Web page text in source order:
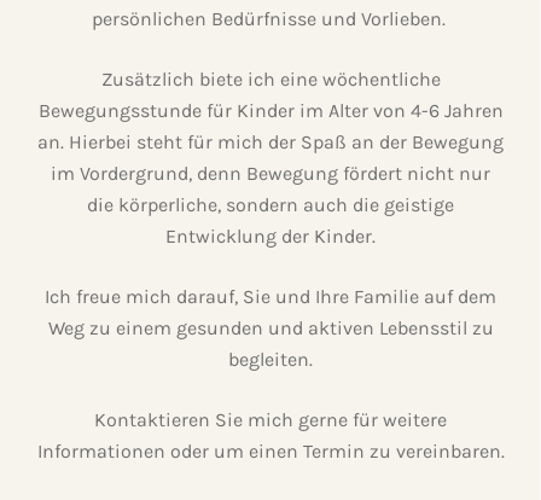
persönlichen Bedürfnisse und Vorlieben.
Zusätzlich biete ich eine wöchentliche
Bewegungsstunde für Kinder im Alter von 4-6 Jahren
an. Hierbei steht für mich der Spaß an der Bewegung
im Vordergrund, denn Bewegung fördert nicht nur
die körperliche, sondern auch die geistige
Entwicklung der Kinder.
Ich freue mich darauf, Sie und Ihre Familie auf dem
Weg zu einem gesunden und aktiven Lebensstil zu
begleiten.
Kontaktieren Sie mich gerne für weitere
Informationen oder um einen Termin zu vereinbaren.